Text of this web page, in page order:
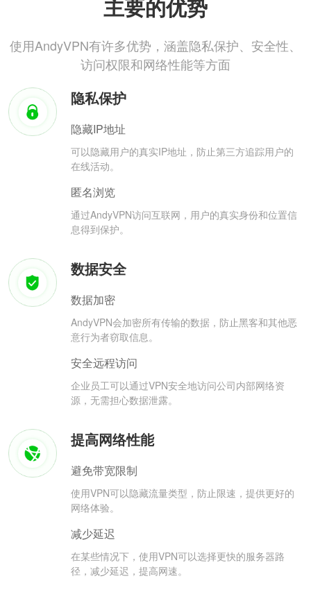
主要的优势
使用AndyVPN有许多优势，涵盖隐私保护、安全性、
访问权限和网络性能等方面
隐私保护
隐藏IP地址
可以隐藏用户的真实IP地址，防止第三方追踪用户的
在线活动。
匿名浏览
通过AndyVPN访问互联网，用户的真实身份和位置信
息得到保护。
数据安全
数据加密
AndyVPN会加密所有传输的数据，防止黑客和其他恶
意行为者窃取信息。
安全远程访问
企业员工可以通过VPN安全地访问公司内部网络资
源，无需担心数据泄露。
提高网络性能
避免带宽限制
使用VPN可以隐藏流量类型，防止限速，提供更好的
网络体验。
减少延迟
在某些情况下，使用VPN可以选择更快的服务器路
径，减少延迟，提高网速。